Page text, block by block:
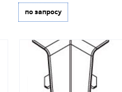
по запросу